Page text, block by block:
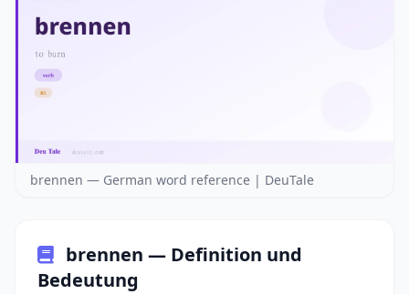
brennen — German word reference | DeuTale
brennen — Definition und
Bedeutung